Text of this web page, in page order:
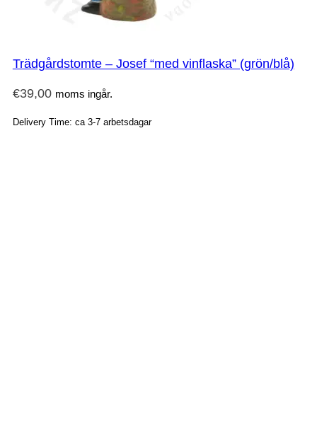
Trädgårdstomte – Josef “med vinflaska” (grön/blå)
€39,00 moms ingår.
Delivery Time: ca 3-7 arbetsdagar